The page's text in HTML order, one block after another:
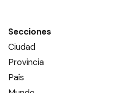
Secciones
Ciudad
Provincia
País